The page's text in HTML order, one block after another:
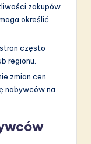
zakupów
określić
często
regionu.
zmian cen
nabywców na